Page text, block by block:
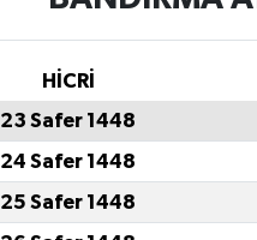
HİCRİ
23 Safer 1448
24 Safer 1448
25 Safer 1448